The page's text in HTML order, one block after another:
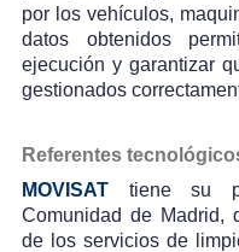
por los vehículos,
datos obtenidos
ejecución y garantizar
gestionados
Referentes
MOVISAT tiene su
Comunidad de Madrid,
de los servicios de